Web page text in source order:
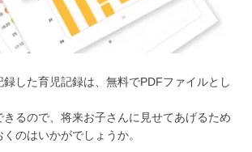
録した育児記録は、無料でPDFファイルとし
るので、将来お子さんに見せてあげるため
のはいかがでしょうか。